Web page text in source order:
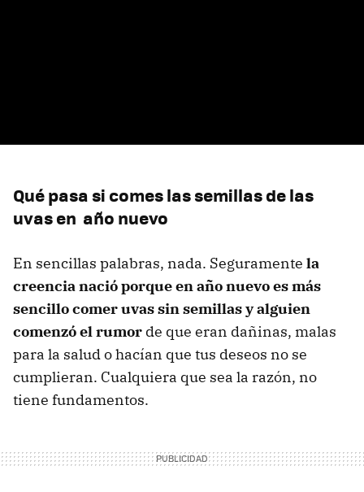
Qué pasa si comes las semillas de las
uvas en año nuevo
En sencillas palabras, nada. Seguramente la
creencia nació porque en año nuevo es más
sencillo comer uvas sin semillas y alguien
comenzó el rumor de que eran dañinas, malas
para la salud o hacían que tus deseos no se
cumplieran. Cualquiera que sea la razón, no
tiene fundamentos.